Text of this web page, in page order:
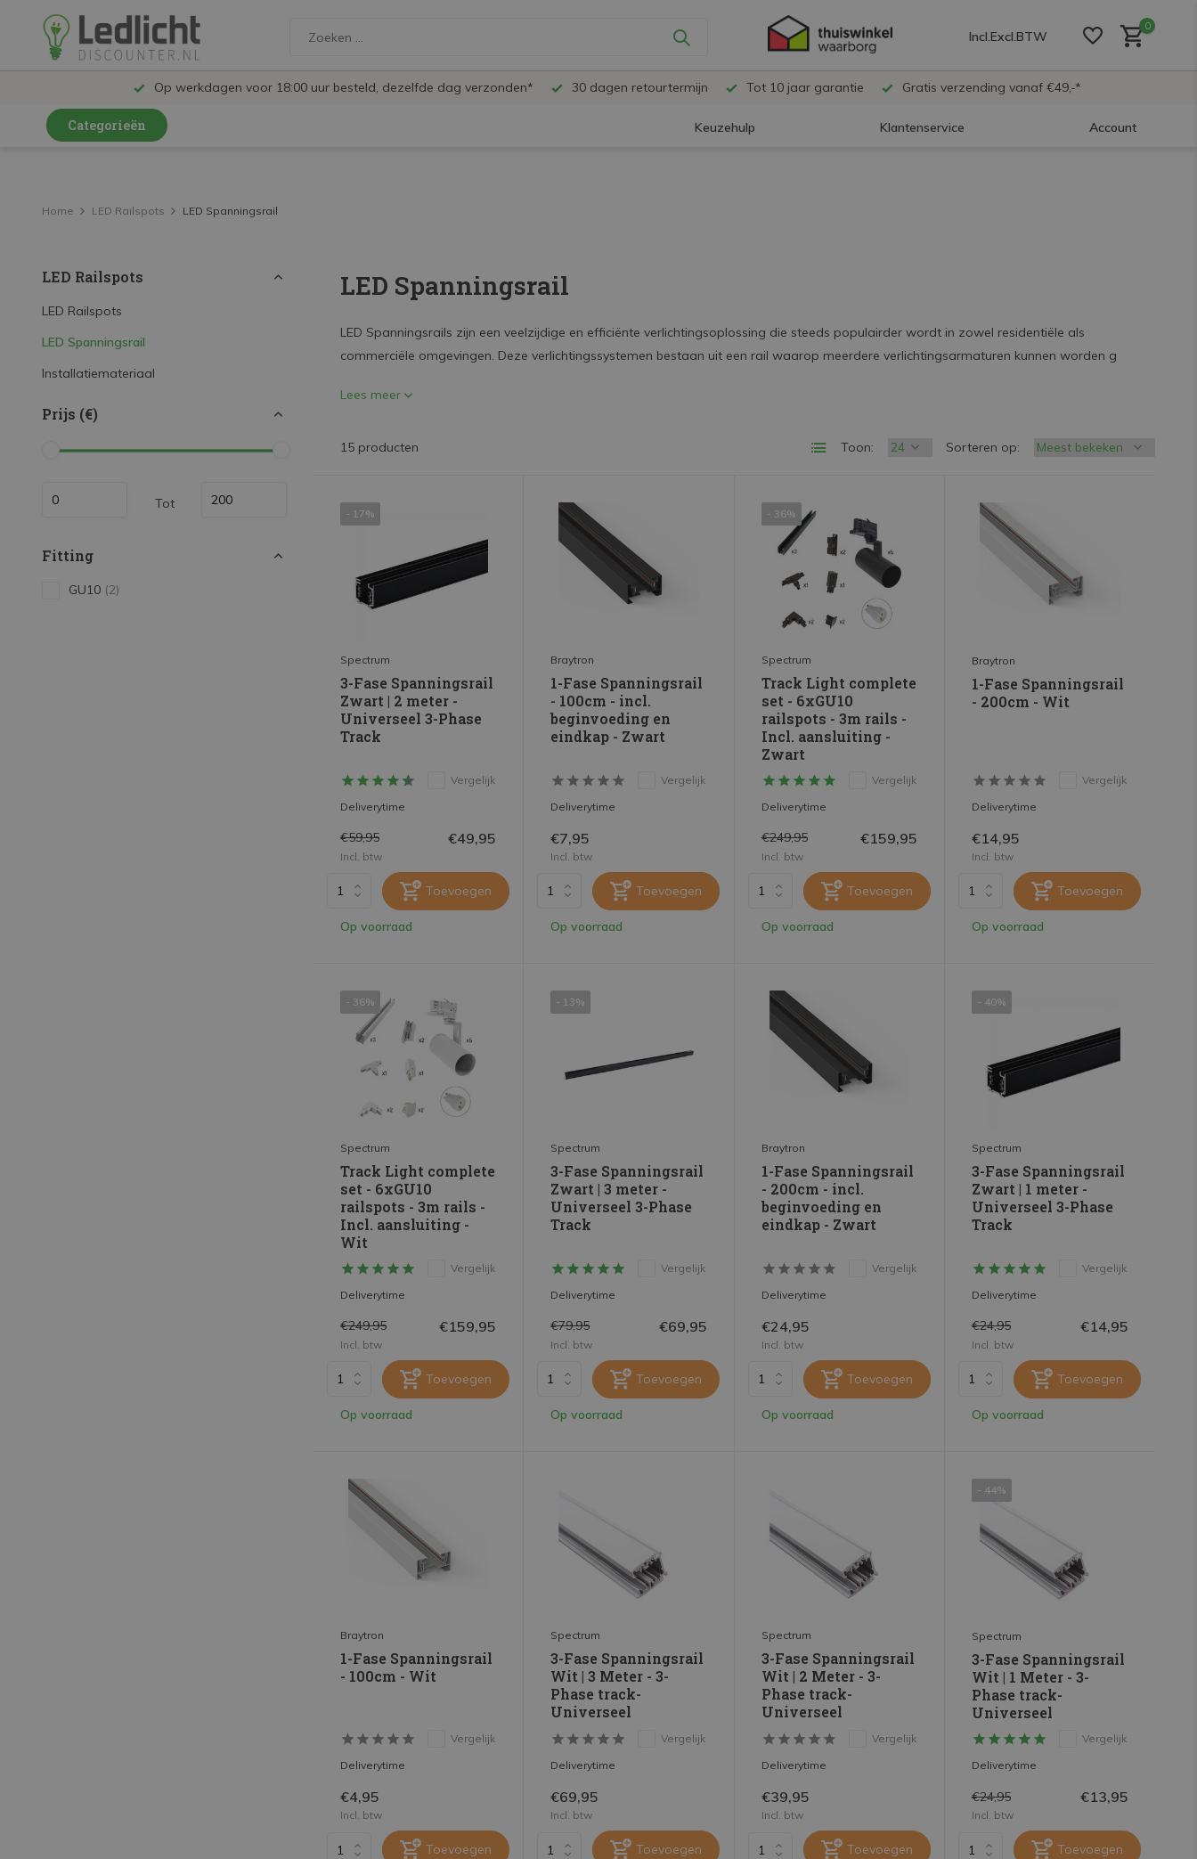
Incl.Excl.BTW
0
Op werkdagen voor 18:00 uur besteld, dezelfde dag verzonden* 30 dagen retourtermijn Tot 10 jaar garantie Gratis verzending vanaf €49,-*
Categorieën Keuzehulp Klantenservice Account
LED Railspots
LED TL
LED Plafondlampen en Wandlampen
LED Schijnwerpers
LED High Bay lampen
LED Strips
LED Noodverlichting
Home LED Railspots LED Spanningsrail
LED Railspots
LED Railspots
LED Spanningsrail
Installatiemateriaal
Prijs (€)
Tot
Fitting
GU10 (2)
LED Spanningsrail
LED Spanningsrails zijn een veelzijdige en efficiënte verlichtingsoplossing die steeds populairder wordt in zowel residentiële als
commerciële omgevingen. Deze verlichtingssystemen bestaan uit een rail waarop meerdere verlichtingsarmaturen kunnen worden g
Lees meer
15 producten Toon: Sorteren op:
- 17%
Spectrum
3-Fase Spanningsrail
Zwart | 2 meter -
Universeel 3-Phase
Track
Vergelijk
Deliverytime
€59,95 €49,95
Incl. btw
Toevoegen
Op voorraad
Braytron
1-Fase Spanningsrail
- 100cm - incl.
beginvoeding en
eindkap - Zwart
Vergelijk
Deliverytime
€7,95
Incl. btw
Toevoegen
Op voorraad
- 36%
Spectrum
Track Light complete
set - 6xGU10
railspots - 3m rails -
Incl. aansluiting -
Zwart
Vergelijk
Deliverytime
€249,95 €159,95
Incl. btw
Toevoegen
Op voorraad
Braytron
1-Fase Spanningsrail
- 200cm - Wit
Vergelijk
Deliverytime
€14,95
Incl. btw
Toevoegen
Op voorraad
- 36%
Spectrum
Track Light complete
set - 6xGU10
railspots - 3m rails -
Incl. aansluiting -
Wit
Vergelijk
Deliverytime
€249,95 €159,95
Incl. btw
Toevoegen
Op voorraad
- 13%
Spectrum
3-Fase Spanningsrail
Zwart | 3 meter -
Universeel 3-Phase
Track
Vergelijk
Deliverytime
€79,95 €69,95
Incl. btw
Toevoegen
Op voorraad
Braytron
1-Fase Spanningsrail
- 200cm - incl.
beginvoeding en
eindkap - Zwart
Vergelijk
Deliverytime
€24,95
Incl. btw
Toevoegen
Op voorraad
- 40%
Spectrum
3-Fase Spanningsrail
Zwart | 1 meter -
Universeel 3-Phase
Track
Vergelijk
Deliverytime
€24,95 €14,95
Incl. btw
Toevoegen
Op voorraad
Braytron
1-Fase Spanningsrail
- 100cm - Wit
Vergelijk
Deliverytime
€4,95
Incl. btw
Toevoegen
Spectrum
3-Fase Spanningsrail
Wit | 3 Meter - 3-
Phase track-
Universeel
Vergelijk
Deliverytime
€69,95
Incl. btw
Toevoegen
Spectrum
3-Fase Spanningsrail
Wit | 2 Meter - 3-
Phase track-
Universeel
Vergelijk
Deliverytime
€39,95
Incl. btw
Toevoegen
- 44%
Spectrum
3-Fase Spanningsrail
Wit | 1 Meter - 3-
Phase track-
Universeel
Vergelijk
Deliverytime
€24,95 €13,95
Incl. btw
Toevoegen